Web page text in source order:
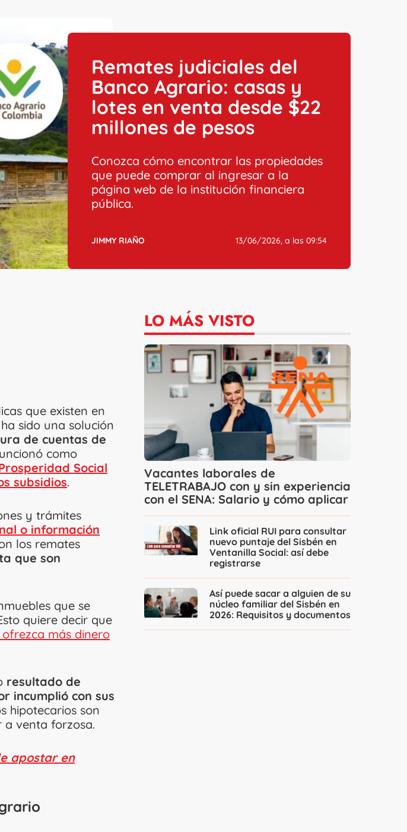
Remates judiciales del
Banco Agrario: casas y
lotes en venta desde $22
millones de pesos
Conozca cómo encontrar las propiedades
que puede comprar al ingresar a la
página web de la institución financiera
pública.
JIMMY RIAÑO 13/06/2026, a las 09:54
que existen en
sido una solución
de cuentas de
como
Social
subsidios.
y trámites
o información
los remates
que son
que se
quiere decir que
más dinero
resultado de
incumplió con sus
hipotecarios son
a venta forzosa.
apostar en
LO MÁS VISTO
Vacantes laborales de
TELETRABAJO con y sin experiencia
con el SENA: Salario y cómo aplicar
Link oficial RUI para consultar
nuevo puntaje del Sisbén en
Ventanilla Social: así debe
registrarse
Así puede sacar a alguien de su
núcleo familiar del Sisbén en
2026: Requisitos y documentos